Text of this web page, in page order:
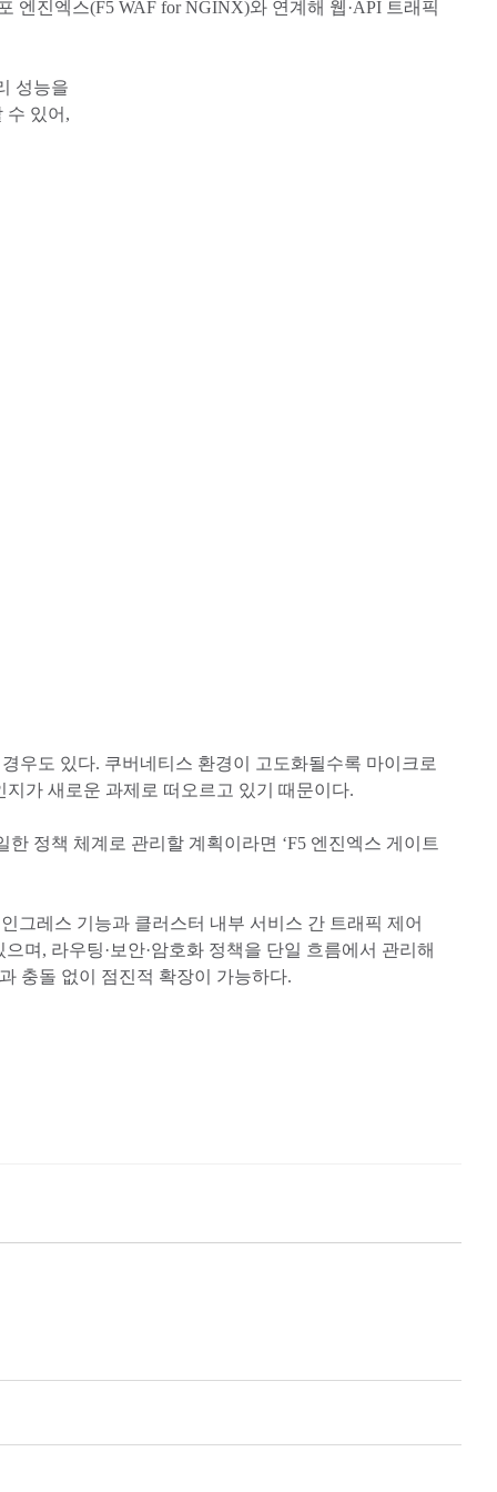
엔진엑스(F5 WAF for NGINX)와 연계해 웹·API 트래픽
성능을
수 있어,
우도 있다. 쿠버네티스 환경이 고도화될수록 마이크로
가 새로운 과제로 떠오르고 있기 때문이다.
정책 체계로 관리할 계획이라면 ‘F5 엔진엑스 게이트
그레스 기능과 클러스터 내부 서비스 간 트래픽 제어
며, 라우팅·보안·암호화 정책을 단일 흐름에서 관리해
충돌 없이 점진적 확장이 가능하다.